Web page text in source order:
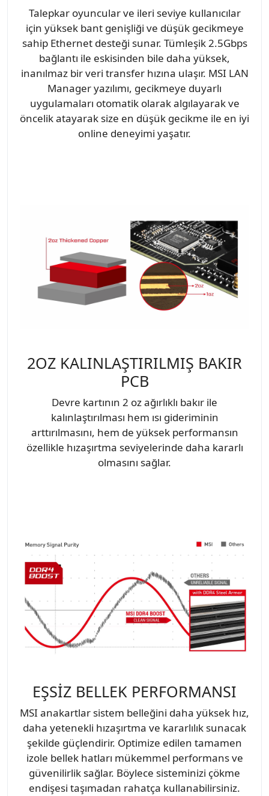
Talepkar oyuncular ve ileri seviye kullanıcılar
için yüksek bant genişliği ve düşük gecikmeye
sahip Ethernet desteği sunar. Tümleşik 2.5Gbps
bağlantı ile eskisinden bile daha yüksek,
inanılmaz bir veri transfer hızına ulaşır. MSI LAN
Manager yazılımı, gecikmeye duyarlı
uygulamaları otomatik olarak algılayarak ve
öncelik atayarak size en düşük gecikme ile en iyi
online deneyimi yaşatır.
2OZ KALINLAŞTIRILMIŞ BAKIR
PCB
Devre kartının 2 oz ağırlıklı bakır ile
kalınlaştırılması hem ısı gideriminin
arttırılmasını, hem de yüksek performansın
özellikle hızaşırtma seviyelerinde daha kararlı
olmasını sağlar.
EŞSİZ BELLEK PERFORMANSI
MSI anakartlar sistem belleğini daha yüksek hız,
daha yetenekli hızaşırtma ve kararlılık sunacak
şekilde güçlendirir. Optimize edilen tamamen
izole bellek hatları mükemmel performans ve
güvenilirlik sağlar. Böylece sisteminizi çökme
endişesi taşımadan rahatça kullanabilirsiniz.